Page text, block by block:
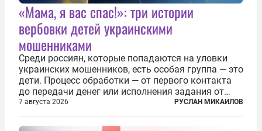
«Мама, я вас спас!»: три истории
вербовки детей украинскими
мошенниками
Среди россиян, которые попадаются на уловки
украинских мошенников, есть особая группа — это
дети. Процесс обработки — от первого контакта
до передачи денег или исполнения задания от
кураторов может занять от двух часов до
нескольких месяцев. Детей превращают в
послушных исполнителей, которые...
7 августа 2026 РУСЛАН МИКАИЛОВ